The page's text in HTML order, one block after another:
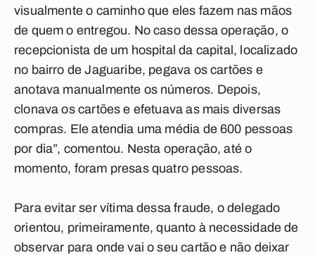
visualmente o caminho que eles fazem nas mãos
de quem o entregou. No caso dessa operação, o
recepcionista de um hospital da capital, localizado
no bairro de Jaguaribe, pegava os cartões e
anotava manualmente os números. Depois,
clonava os cartões e efetuava as mais diversas
compras. Ele atendia uma média de 600 pessoas
por dia”, comentou. Nesta operação, até o
momento, foram presas quatro pessoas.
Para evitar ser vítima dessa fraude, o delegado
orientou, primeiramente, quanto à necessidade de
observar para onde vai o seu cartão e não deixar